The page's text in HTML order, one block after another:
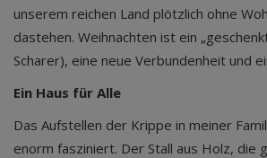
unserem reichen Land plötzlich ohne
dastehen. Weihnachten ist ein
Scharer), eine neue Verbundenheit und
Ein Haus für Alle
Das Aufstellen der Krippe in meiner
enorm fasziniert. Der Stall aus Holz, die